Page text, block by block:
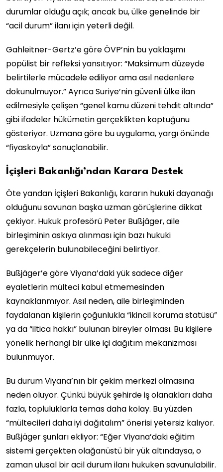
durumlar olduğu açık; ancak bu, ülke genelinde bir
“acil durum” ilanı için yeterli değil.
Gahleitner-Gertz’e göre ÖVP’nin bu yaklaşımı
popülist bir refleksi yansıtıyor: “Maksimum düzeyde
belirtilerle mücadele ediliyor ama asıl nedenlere
dokunulmuyor.” Ayrıca Suriye’nin güvenli ülke ilan
edilmesiyle çelişen “genel kamu düzeni tehdit altında”
gibi ifadeler hükümetin gerçeklikten koptuğunu
gösteriyor. Uzmana göre bu uygulama, yargı önünde
“fiyaskoyla” sonuçlanabilir.
İçişleri Bakanlığı’ndan Karara Destek
Öte yandan İçişleri Bakanlığı, kararın hukuki dayanağı
olduğunu savunan başka uzman görüşlerine dikkat
çekiyor. Hukuk profesörü Peter Bußjäger, aile
birleşiminin askıya alınması için bazı hukuki
gerekçelerin bulunabileceğini belirtiyor.
Bußjäger’e göre Viyana’daki yük sadece diğer
eyaletlerin mülteci kabul etmemesinden
kaynaklanmıyor. Asıl neden, aile birleşiminden
faydalanan kişilerin çoğunlukla “ikincil koruma statüsü”
ya da “iltica hakkı” bulunan bireyler olması. Bu kişilere
yönelik herhangi bir ülke içi dağıtım mekanizması
bulunmuyor.
Bu durum Viyana’nın bir çekim merkezi olmasına
neden oluyor. Çünkü büyük şehirde iş olanakları daha
fazla, topluluklarla temas daha kolay. Bu yüzden
“mültecileri daha iyi dağıtalım” önerisi yetersiz kalıyor.
Bußjäger şunları ekliyor: “Eğer Viyana’daki eğitim
sistemi gerçekten olağanüstü bir yük altındaysa, o
zaman ulusal bir acil durum ilanı hukuken savunulabilir.